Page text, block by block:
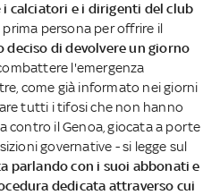
i calciatori e i dirigenti del club
persona per offrire il
deciso di devolvere un giorno
l'emergenza
come già informato nei giorni
tutti i tifosi che non hanno
contro il Genoa, giocata a porte
governative - si legge sul
parlando con i suoi abbonati e
dedicata attraverso cui